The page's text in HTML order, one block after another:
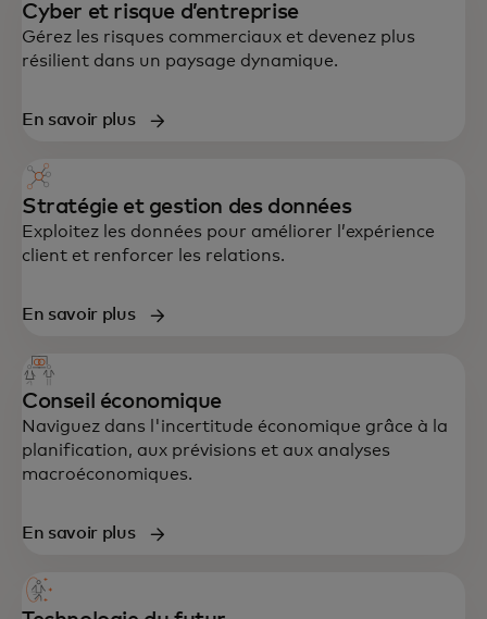
Un soutien de bout en bout en stratégie,
conçu pour accélérer la croissance et la
résilience.
Cyber et risque d’entreprise
Gérez les risques commerciaux et devenez plus
résilient dans un paysage dynamique.
En savoir plus
Stratégie et gestion des données
Exploitez les données pour améliorer l’expérience
client et renforcer les relations.
En savoir plus
Conseil économique
Naviguez dans l'incertitude économique grâce à la
planification, aux prévisions et aux analyses
macroéconomiques.
En savoir plus